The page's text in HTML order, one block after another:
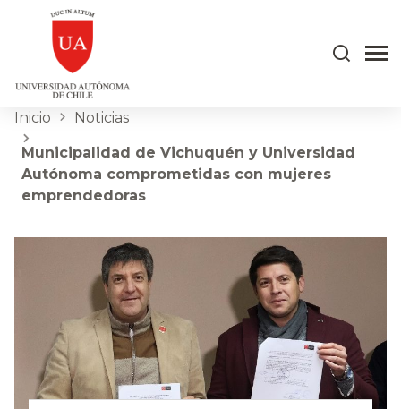
Inicio Noticias
Municipalidad de Vichuquén y Universidad
Autónoma comprometidas con mujeres
emprendedoras